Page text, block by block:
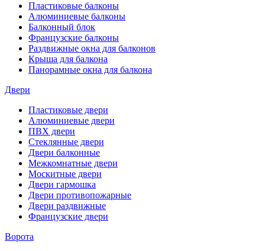
Пластиковые балконы
Алюминиевые балконы
Балконный блок
Французские балконы
Раздвижные окна для балконов
Крыша для балкона
Панорамные окна для балкона
Двери
Пластиковые двери
Алюминиевые двери
ПВХ двери
Стеклянные двери
Двери балконные
Межкомнатные двери
Москитные двери
Двери гармошка
Двери противопожарные
Двери раздвижные
Французские двери
Ворота